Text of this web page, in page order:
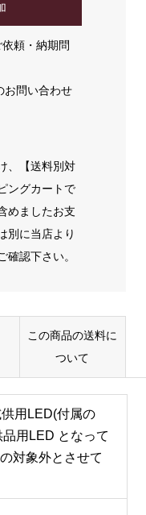
頼・納期問
お問い合わせ
、【送料別対
ングカートで
めましたお支
別に当店より
確認下さい。
この商品の送料に
ついて
用LED(付属の
用LED となって
対象外とさせて